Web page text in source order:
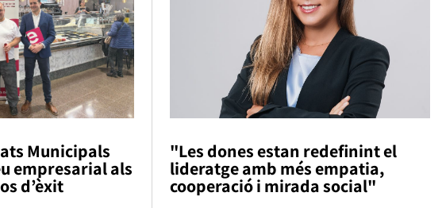
Municipals
empresarial als
d’èxit
"Les dones estan redefinint el
lideratge amb més empatia,
cooperació i mirada social"